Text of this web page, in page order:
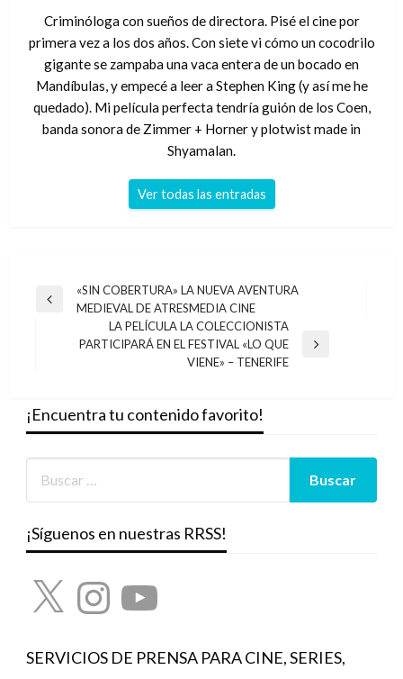
Criminóloga con sueños de directora. Pisé el cine por
primera vez a los dos años. Con siete vi cómo un cocodrilo
gigante se zampaba una vaca entera de un bocado en
Mandíbulas, y empecé a leer a Stephen King (y así me he
quedado). Mi película perfecta tendría guión de los Coen,
banda sonora de Zimmer + Horner y plotwist made in
Shyamalan.
Ver todas las entradas
Navegación
entradas
Entrada
«SIN COBERTURA» LA NUEVA AVENTURA
MEDIEVAL DE ATRESMEDIA CINE
Entrada
LA PELÍCULA LA COLECCIONISTA
PARTICIPARÁ EN EL FESTIVAL «LO QUE
VIENE» – TENERIFE
¡Encuentra tu contenido favorito!
¡Síguenos en nuestras RRSS!
X InstagramYouTube
SERVICIOS DE PRENSA PARA CINE, SERIES,